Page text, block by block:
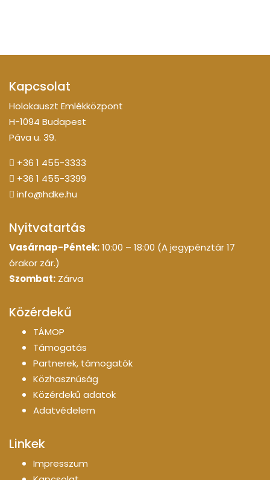
Kapcsolat
Holokauszt Emlékközpont
H-1094 Budapest
Páva u. 39.
+36 1 455-3333
+36 1 455-3399
info@hdke.hu
Nyitvatartás
Vasárnap-Péntek:10:00 – 18:00 (A jegypénztár 17
órakor zár.)
Szombat: Zárva
Közérdekű
TÁMOP
Támogatás
Partnerek, támogatók
Közhasznúság
Közérdekű adatok
Adatvédelem
Linkek
Impresszum